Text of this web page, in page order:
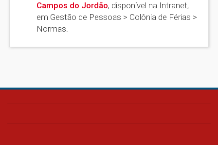
Campos do Jordão, disponível na Intranet,
em Gestão de Pessoas > Colônia de Férias >
Normas.